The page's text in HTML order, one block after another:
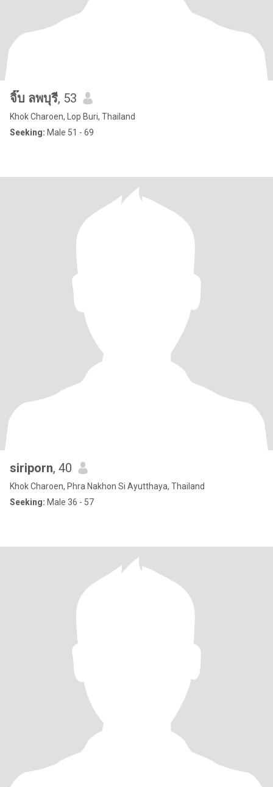
จิ๊บ ลพบุรี, 53
Khok Charoen, Lop Buri, Thailand
Seeking: Male 51 - 69
siriporn, 40
Khok Charoen, Phra Nakhon Si Ayutthaya, Thailand
Seeking: Male 36 - 57